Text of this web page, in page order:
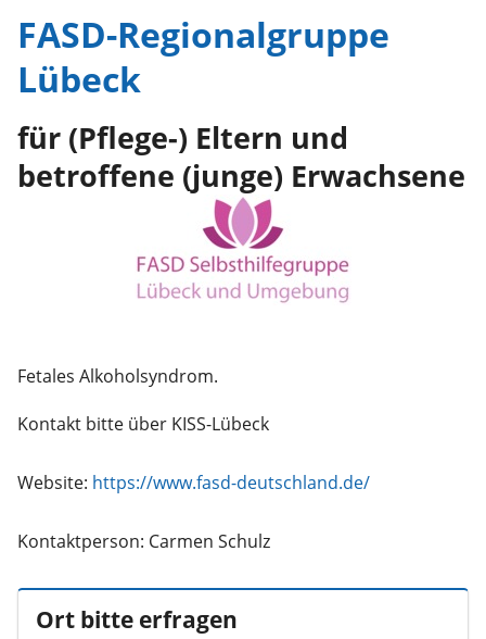
FASD-Regionalgruppe
Lübeck
für (Pflege-) Eltern und
betroffene (junge) Erwachsene
Fetales Alkoholsyndrom.
Website: https://www.fasd-deutschland.de/
Kontaktperson: Carmen Schulz
Ort bitte erfragen